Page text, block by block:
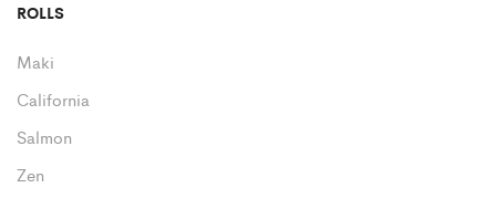
ROLLS
Maki
California
Salmon
Zen